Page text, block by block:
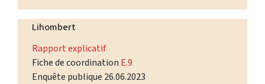
Lihombert
Rapport explicatif
Fiche de coordination E.9
Enquête publique 26.06.2023